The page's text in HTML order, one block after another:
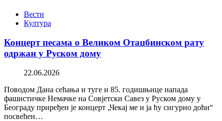
Вести
Култура
Концерт песама о Великом Отаџбинском рату
одржан у Руском дому
22.06.2026
Поводом Дана сећања и туге и 85. годишњице напада
фашистичке Немачке на Совјетски Савез у Руском дому у
Београду приређен је концерт „Чекај ме и ја ћу сигурно доћи“
посвећен…